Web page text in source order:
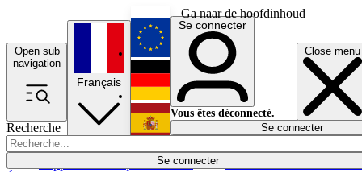
Ga naar de hoofdinhoud
Open sub
navigation
Close menu
Recherche
Se connecter
Économie
Français
English
Deutsch
Español
Se connecter
Vous êtes déconnecté.
Se connecter